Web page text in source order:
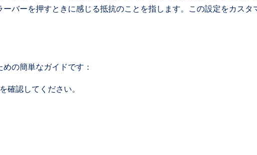
バーを押すときに感じる抵抗のことを指します。この設定をカスタ
の簡単なガイドです：
確認してください。